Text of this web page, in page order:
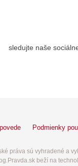
sledujte naše
Podmienky
práva sú vyhradené a
beží na